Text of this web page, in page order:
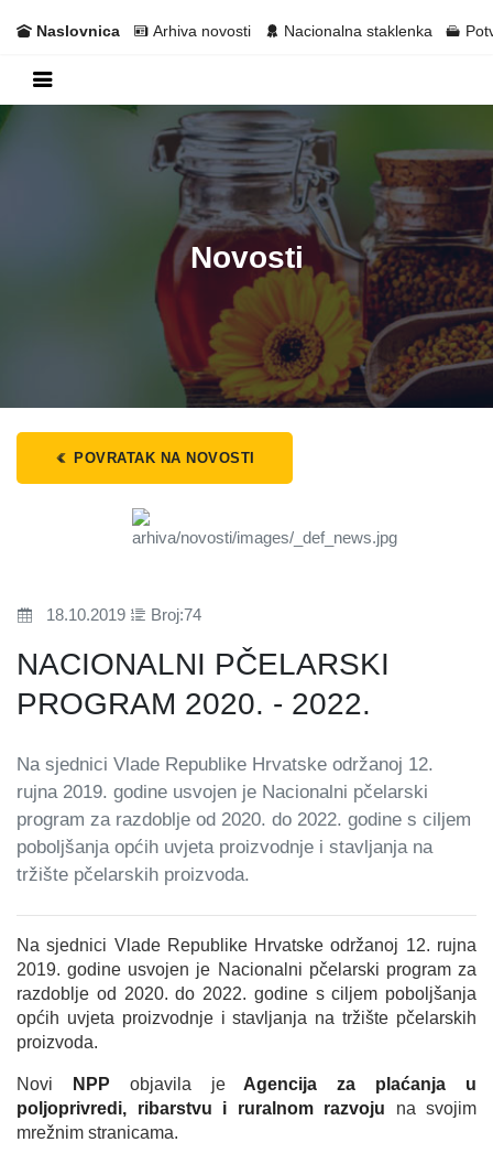
Naslovnica Arhiva novosti Nacionalna staklenka
Novosti
POVRATAK NA NOVOSTI
18.10.2019 Broj:74
NACIONALNI PČELARSKI
PROGRAM 2020. - 2022.
Na sjednici Vlade Republike Hrvatske održanoj 12.
rujna 2019. godine usvojen je Nacionalni pčelarski
program za razdoblje od 2020. do 2022. godine s ciljem
poboljšanja općih uvjeta proizvodnje i stavljanja na
tržište pčelarskih proizvoda.
Na sjednici Vlade Republike Hrvatske održanoj 12. rujna
2019. godine usvojen je Nacionalni pčelarski program za
razdoblje od 2020. do 2022. godine s ciljem poboljšanja
općih uvjeta proizvodnje i stavljanja na tržište pčelarskih
proizvoda.
Novi NPP objavila jeAgencija za plaćanja u
poljoprivredi, ribarstvu i ruralnom razvoju na svojim
mrežnim stranicama.